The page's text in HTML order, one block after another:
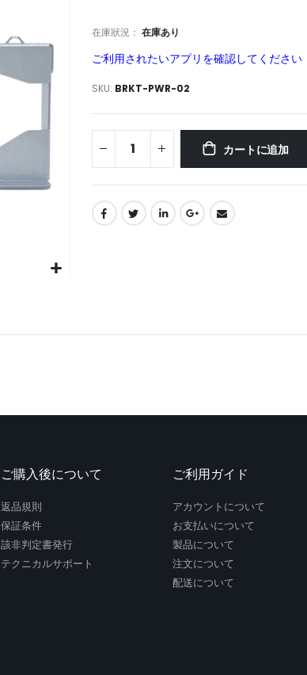
在庫狀況： 在庫あり
ご利用されたいアプリを確認してください
SKU BRKT-PWR-02
カートに追加
ご購入後について
返品規則
保証条件
該非判定書発行
テクニカルサポート
ご利用ガイド
アカウントについて
お支払いについて
製品について
注文について
配送について